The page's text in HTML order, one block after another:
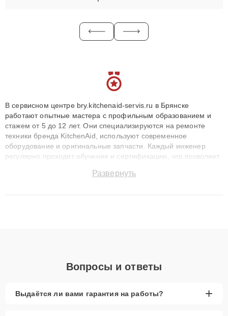
В сервисном центре bry.kitchenaid-servis.ru в Брянске
работают опытные мастера с профильным образованием и
стажем от 5 до 12 лет. Они специализируются на ремонте
техники бренда KitchenAid, используют современное
оборудование и оригинальные запчасти. Каждый инженер
регулярно проходит обучение и сертификацию, что позволяет
технику с сохранением гарантии до 3 лет. Наши мастера
Развернуть
Вопросы и ответы
Выдаётся ли вами гарантия на работы? +